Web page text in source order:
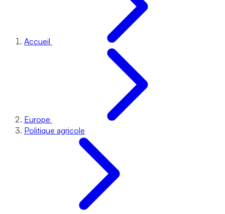
Accueil
Europe
Politique agricole